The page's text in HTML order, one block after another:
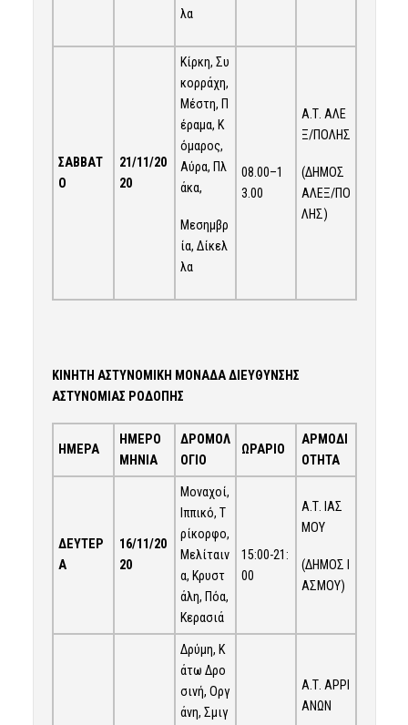
λα
ΣΑΒΒΑΤ
Ο
21/11/20
20
Κίρκη, Συ
κορράχη,
Μέστη, Π
έραμα, Κ
όμαρος,
Αύρα, Πλ
άκα,
Μεσημβρ
ία, Δίκελ
λα
08.00–1
3.00
Α.Τ. ΑΛΕ
Ξ/ΠΟΛΗΣ
(ΔΗΜΟΣ
ΑΛΕΞ/ΠΟ
ΛΗΣ)
ΚΙΝΗΤΗ ΑΣΤΥΝΟΜΙΚΗ ΜΟΝΑΔΑ ΔΙΕΥΘΥΝΣΗΣ
ΑΣΤΥΝΟΜΙΑΣ ΡΟΔΟΠΗΣ
ΗΜΕΡΑ
ΗΜΕΡΟ
ΜΗΝΙΑ
ΔΡΟΜΟΛ
ΟΓΙΟ
ΩΡΑΡΙΟ
ΑΡΜΟΔΙ
ΟΤΗΤΑ
ΔΕΥΤΕΡ
Α
16/11/20
20
Μοναχοί,
Ιππικό, Τ
ρίκορφο,
Μελίταιν
α, Κρυστ
άλη, Πόα,
Κερασιά
15:00-21:
00
Α.Τ. ΙΑΣ
ΜΟΥ
(ΔΗΜΟΣ Ι
ΑΣΜΟΥ)
Δρύμη, Κ
άτω Δρο
σινή, Οργ
άνη, Σμιγ
Α.Τ. ΑΡΡΙ
ΑΝΩΝ